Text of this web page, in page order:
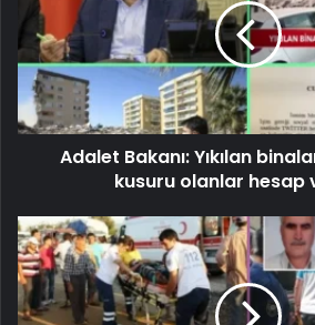
Adalet Bakanı: Yıkılan
kusuru olanlar hesap